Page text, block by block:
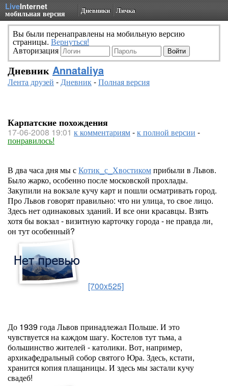
LiveInternet
мобильная версия Дневники Личка
Вы были перенаправлены на мобильную версию
страницы. Вернуться!
Авторизация
Дневник Annataliya
Лента друзей -Дневник-Полная версия
Карпатские похождения
17-06-2008 19:01 к комментариям-к полной версии -
понравилось!
В два часа дня мы сКотик_с_Хвостикомприбыли в Львов.
Было жарко, особенно после московской прохлады.
Закупили на вокзале кучу карт и пошли осматривать город.
Про Львов говорят правильно: что ни улица, то свое лицо.
Здесь нет одинаковых зданий. И все они красавцы. Взять
хотя бы вокзал - визитную карточку города - не правда ли,
он тут особенный?
[700x525]
До 1939 года Львов принадлежал Польше. И это
чувствуется на каждом шагу. Костелов тут тьма, а
большинство жителей - католики. Вот, например,
архикафедральный собор святого Юра. Здесь, кстати,
хранится копия плащаницы. И здесь мы застали кучу
свадеб!